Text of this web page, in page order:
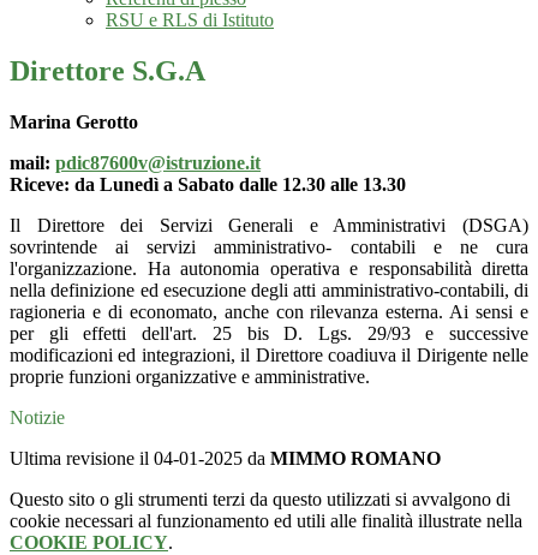
RSU e RLS di Istituto
Direttore S.G.A
Marina Gerotto
mail: pdic87600v@istruzione.it
Riceve: da Lunedì a Sabato dalle 12.30 alle 13.30
Il Direttore dei Servizi Generali e Amministrativi (DSGA)
sovrintende ai servizi amministrativo- contabili e ne cura
l'organizzazione. Ha autonomia operativa e responsabilità diretta
nella definizione ed esecuzione degli atti amministrativo-contabili, di
ragioneria e di economato, anche con rilevanza esterna. Ai sensi e
per gli effetti dell'art. 25 bis D. Lgs. 29/93 e successive
modificazioni ed integrazioni, il Direttore coadiuva il Dirigente nelle
proprie funzioni organizzative e amministrative.
Notizie
Ultima revisione il 04-01-2025 da MIMMO ROMANO
Questo sito o gli strumenti terzi da questo utilizzati si avvalgono di
cookie necessari al funzionamento ed utili alle finalità illustrate nella
COOKIE POLICY.